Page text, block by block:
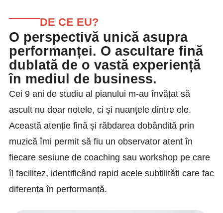
DE CE EU?
O perspectivă unică asupra
performanței. O ascultare fină
dublată de o vastă experiență
în mediul de business.
Cei 9 ani de studiu al pianului m-au învățat să
ascult nu doar notele, ci și nuanțele dintre ele.
Această atenție fină și răbdarea dobândită prin
muzică îmi permit să fiu un observator atent în
fiecare sesiune de coaching sau workshop pe care
îl facilitez, identificând rapid acele subtilități care fac
diferența în performanță.